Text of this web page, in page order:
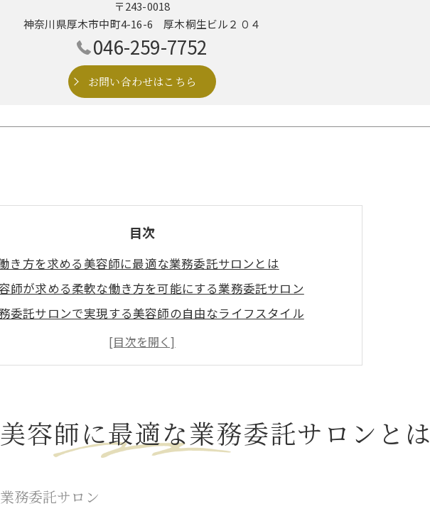
〒243-0018
神奈川県厚木市中町4-16-6 厚木桐生ビル２０４
046-259-7752
お問い合わせはこちら
目次
き方を求める美容師に最適な業務委託サロンとは
師が求める柔軟な働き方を可能にする業務委託サロン
委託サロンで実現する美容師の自由なライフスタイル
木市での業務委託サロンの選び方とそのメリット
師としての自立を応援する業務委託サロンの特徴
美容師が業務委託サロンを選ぶべき理由
木市の美容市場で業務委託サロンが支持される理由
容師にとっての業務委託サロンの魅力的な選択肢
容師に最適な業務委託サロンとは
務委託サロン